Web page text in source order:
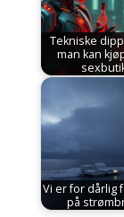
Tekniske
man kan
Vi er for dårlig
på